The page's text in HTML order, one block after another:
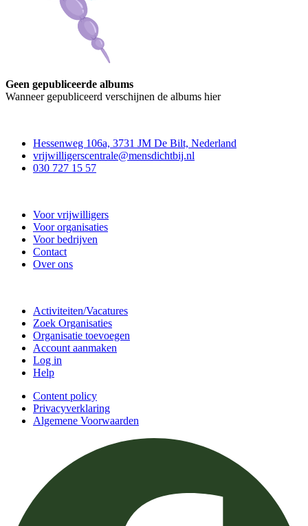
Geen gepubliceerde albums
Wanneer gepubliceerd verschijnen de albums hier
Hessenweg 106a, 3731 JM De Bilt, Nederland
vrijwilligerscentrale@mensdichtbij.nl
030 727 15 57
Voor vrijwilligers
Voor organisaties
Voor bedrijven
Contact
Over ons
Activiteiten/Vacatures
Zoek Organisaties
Organisatie toevoegen
Account aanmaken
Log in
Help
Content policy
Privacyverklaring
Algemene Voorwaarden